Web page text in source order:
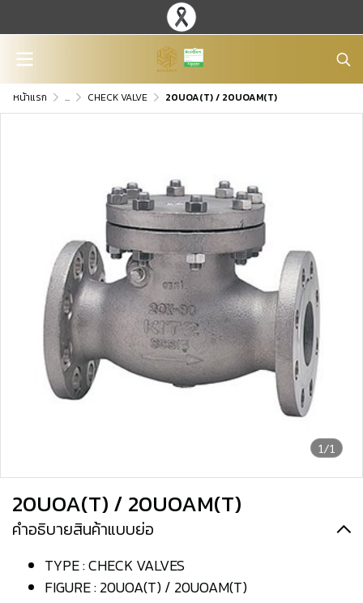
หน้าแรก ... CHECK VALVE 20UOA(T) / 20UOAM(T)
1/1
20UOA(T) / 20UOAM(T)
คำอธิบายสินค้าแบบย่อ
TYPE : CHECK VALVES
FIGURE : 20UOA(T) / 20UOAM(T)